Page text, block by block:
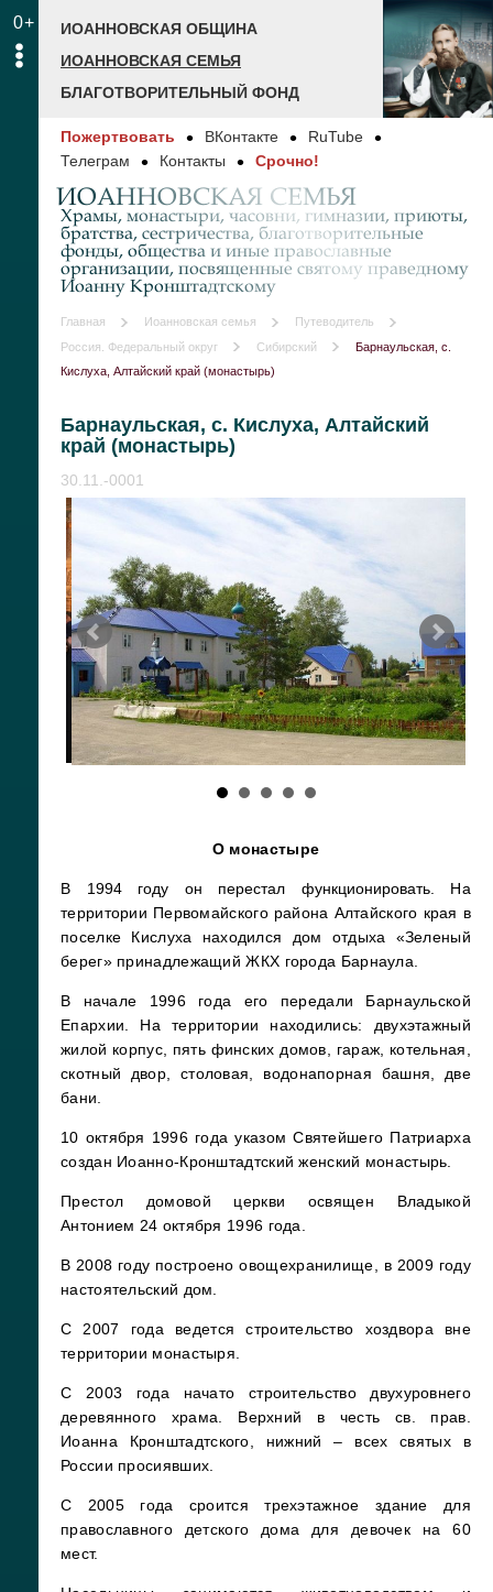
0+
ИОАННОВСКАЯ ОБЩИНА
ИОАННОВСКАЯ СЕМЬЯ
БЛАГОТВОРИТЕЛЬНЫЙ ФОНД
Пожертвовать ВКонтакте
RuTube
Телеграм
Контакты Срочно!
ИОАННОВСКАЯ СЕМЬЯ
Храмы, монастыри, часовни, гимназии, приюты,
братства, сестричества, благотворительные
фонды, общества и иные православные
организации, посвященные святому праведному
Иоанну Кронштадтскому
Главная Иоанновская семья
Путеводитель
Россия. Федеральный округ
Сибирский
Барнаульская, с.
Кислуха, Алтайский край (монастырь)
Барнаульская, с. Кислуха, Алтайский
край (монастырь)
30.11.-0001
О монастыре
В 1994 году он перестал функционировать. На
территории Первомайского района Алтайского края в
поселке Кислуха находился дом отдыха «Зеленый
берег» принадлежащий ЖКХ города Барнаула.
В начале 1996 года его передали Барнаульской
Епархии. На территории находились: двухэтажный
жилой корпус, пять финских домов, гараж, котельная,
скотный двор, столовая, водонапорная башня, две
бани.
10 октября 1996 года указом Святейшего Патриарха
создан Иоанно-Кронштадтский женский монастырь.
Престол домовой церкви освящен Владыкой
Антонием 24 октября 1996 года.
В 2008 году построено овощехранилище, в 2009 году
настоятельский дом.
С 2007 года ведется строительство хоздвора вне
территории монастыря.
С 2003 года начато строительство двухуровнего
деревянного храма. Верхний в честь св. прав.
Иоанна Кронштадтского, нижний – всех святых в
России просиявших.
С 2005 года сроится трехэтажное здание для
православного детского дома для девочек на 60
мест.